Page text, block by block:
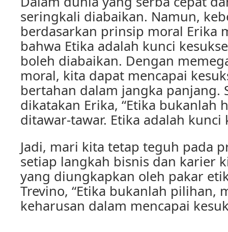
seringkali diabaikan. Namun,
berdasarkan prinsip moral Erika
bahwa Etika adalah kunci
boleh diabaikan. Dengan
moral, kita dapat mencapai
bertahan dalam jangka panjang.
dikatakan Erika, “Etika bukanlah
ditawar-tawar. Etika adalah kunci
Jadi, mari kita tetap teguh pada
setiap langkah bisnis dan karier
yang diungkapkan oleh pakar
Trevino, “Etika bukanlah pilihan,
keharusan dalam mencapai